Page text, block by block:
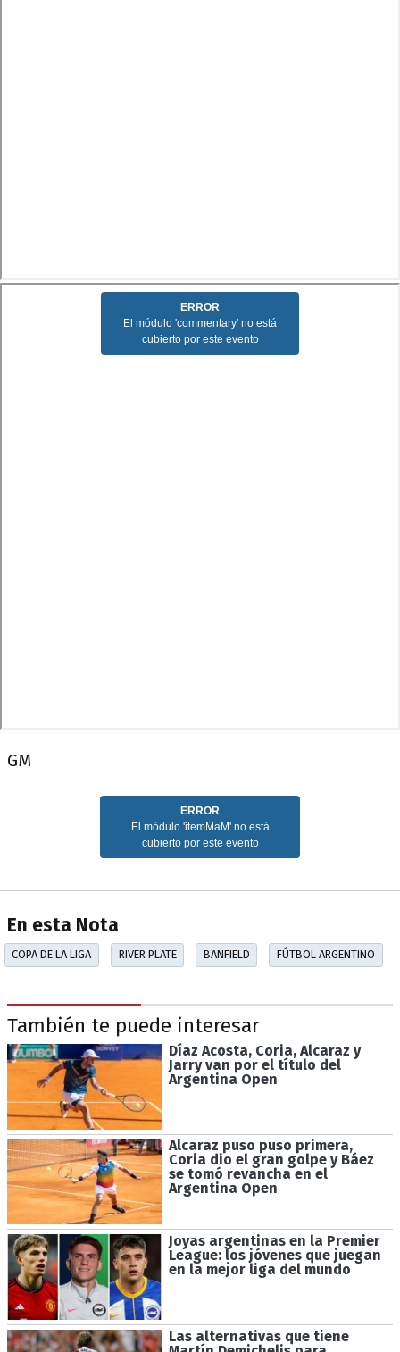
GM
En esta Nota
COPA DE LA LIGA RIVER PLATE BANFIELD FÚTBOL ARGENTINO
También te puede interesar
Díaz Acosta, Coria, Alcaraz y
Jarry van por el título del
Argentina Open
Alcaraz puso puso primera,
Coria dio el gran golpe y Báez
se tomó revancha en el
Argentina Open
Joyas argentinas en la Premier
League: los jóvenes que juegan
en la mejor liga del mundo
Las alternativas que tiene